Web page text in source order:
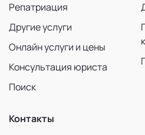
Репатриация
Другие услуги
Онлайн услуги и цены
Консультация юриста
Поиск
Контакты